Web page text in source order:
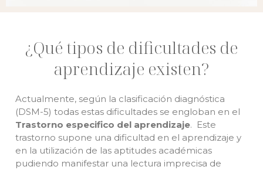
¿Qué tipos de dificultades de
aprendizaje existen?
Actualmente, según la clasificación diagnóstica
(DSM-5) todas estas dificultades se engloban en el
Trastorno especifico del aprendizaje. Este
trastorno supone una dificultad en el aprendizaje y
en la utilización de las aptitudes académicas
pudiendo manifestar una lectura imprecisa de